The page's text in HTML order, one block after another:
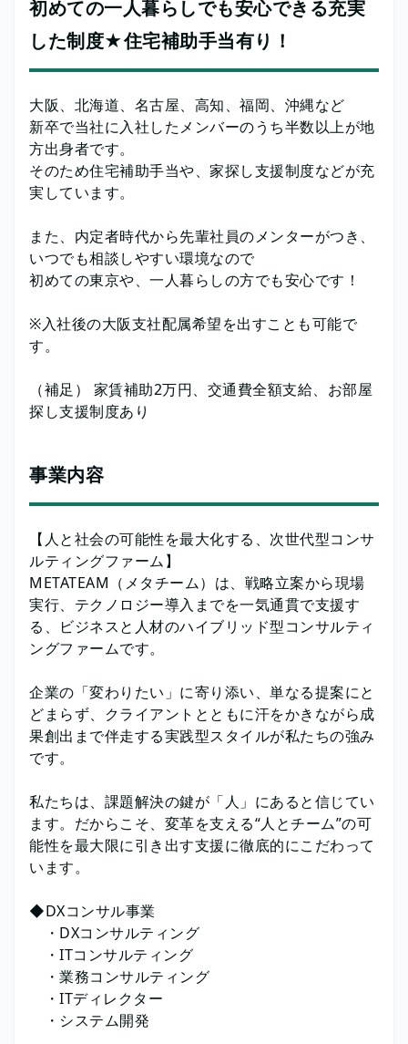
初めての一人暮らしでも安心できる充実
した制度★住宅補助手当有り！
大阪、北海道、名古屋、高知、福岡、沖縄など
新卒で当社に入社したメンバーのうち半数以上が地
方出身者です。
そのため住宅補助手当や、家探し支援制度などが充
実しています。
また、内定者時代から先輩社員のメンターがつき、
いつでも相談しやすい環境なので
初めての東京や、一人暮らしの方でも安心です！
※入社後の大阪支社配属希望を出すことも可能で
す。
（補足） 家賃補助2万円、交通費全額支給、お部屋
探し支援制度あり
事業内容
【人と社会の可能性を最大化する、次世代型コンサ
ルティングファーム】
METATEAM（メタチーム）は、戦略立案から現場
実行、テクノロジー導入までを一気通貫で支援す
る、ビジネスと人材のハイブリッド型コンサルティ
ングファームです。
企業の「変わりたい」に寄り添い、単なる提案にと
どまらず、クライアントとともに汗をかきながら成
果創出まで伴走する実践型スタイルが私たちの強み
です。
私たちは、課題解決の鍵が「人」にあると信じてい
ます。だからこそ、変革を支える“人とチーム”の可
能性を最大限に引き出す支援に徹底的にこだわって
います。
◆DXコンサル事業
・DXコンサルティング
・ITコンサルティング
・業務コンサルティング
・ITディレクター
・システム開発